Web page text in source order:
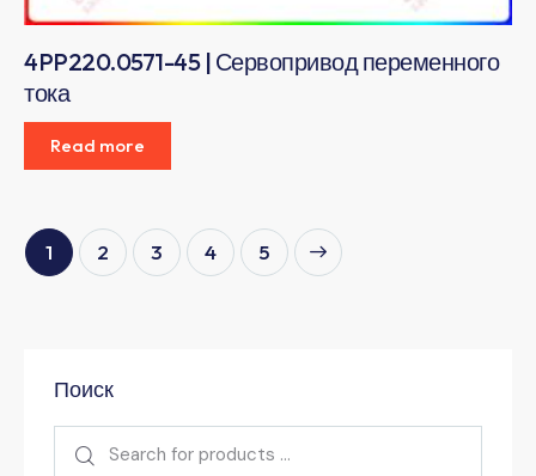
4PP220.0571-45 | Сервопривод переменного
тока
Read more
1 2 3 4 5
→
Поиск